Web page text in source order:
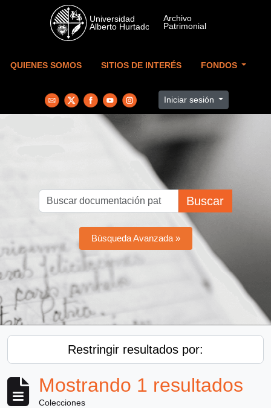
Skip to main content
QUIENES SOMOS SITIOS DE INTERÉS FONDOS
Iniciar sesión
Buscar
Búsqueda Avanzada »
Restringir resultados por:
Mostrando 1 resultados
Colecciones